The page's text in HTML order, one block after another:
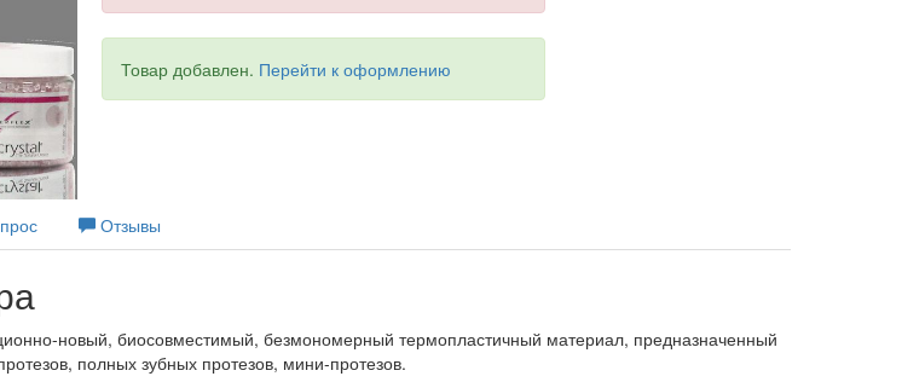
Товар добавлен. Перейти к оформлению
Отзывы
но­вый, био­сов­ме­сти­мый, без­мо­но­мер­ный тер­мо­пла­стич­ный ма­те­ри­ал, пред­на­зна­чен­ный
пол­ных зуб­ных про­те­зов, ми­ни-про­те­зов.